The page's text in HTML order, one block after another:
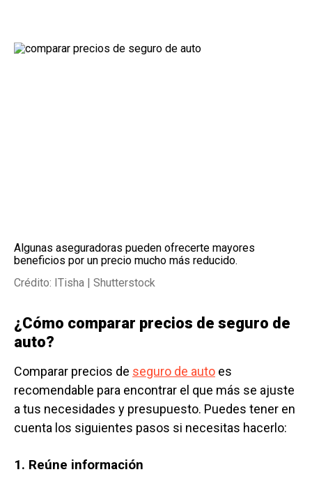
Algunas aseguradoras pueden ofrecerte mayores
beneficios por un precio mucho más reducido.
Crédito: ITisha | Shutterstock
¿Cómo comparar precios de seguro de
auto?
Comparar precios de seguro de auto es
recomendable para encontrar el que más se ajuste
a tus necesidades y presupuesto. Puedes tener en
cuenta los siguientes pasos si necesitas hacerlo:
1. Reúne información